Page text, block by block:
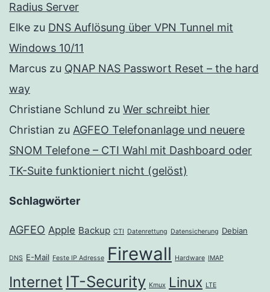
Radius Server
Elke zu DNS Auflösung über VPN Tunnel mit
Windows 10/11
Marcus zu QNAP NAS Passwort Reset – the hard
way
Christiane Schlund zu Wer schreibt hier
Christian zu AGFEO Telefonanlage und neuere
SNOM Telefone – CTI Wahl mit Dashboard oder
TK-Suite funktioniert nicht (gelöst)
Schlagwörter
AGFEO Apple Backup CTI Datenrettung Datensicherung Debian
DNS E-Mail Feste IP Adresse Firewall Hardware IMAP
Internet IT-Security Kmux Linux LTE